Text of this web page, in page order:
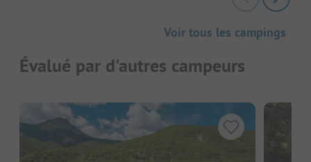
Voir tous les campings
Évalué par d'autres campeurs